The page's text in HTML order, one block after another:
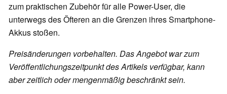
zum praktischen Zubehör für alle Power-User, die
unterwegs des Öfteren an die Grenzen ihres Smartphone-
Akkus stoßen.
Preisänderungen vorbehalten. Das Angebot war zum
Veröffentlichungszeitpunkt des Artikels verfügbar, kann
aber zeitlich oder mengenmäßig beschränkt sein.